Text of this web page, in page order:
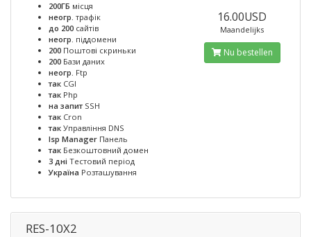
200ГБ місця
неогр. трафік
до 200 сайтів
неогр. піддомени
200 Поштові скриньки
200 Бази даних
неогр. Ftp
так CGI
так Php
на запит SSH
так Cron
так Управління DNS
Isp Manager Панель
так Безкоштовний домен
3 дні Тестовий період
Україна Розташування
16.00USD
Maandelijks
Nu bestellen
RES-10X2